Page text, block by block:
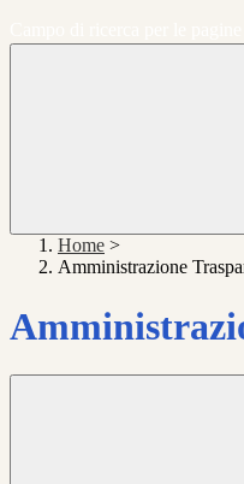
Home >
Amministrazione